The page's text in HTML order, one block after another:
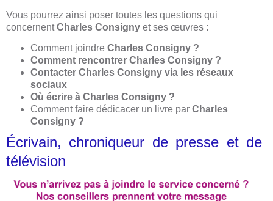
Vous pourrez ainsi poser toutes les questions qui
concernentCharles Consigny et ses œuvres :
Comment joindre Charles Consigny ?
Comment rencontrer Charles Consigny ?
Contacter Charles Consigny via les réseaux
sociaux
Où écrire à Charles Consigny ?
Comment faire dédicacer un livre par Charles
Consigny ?
Écrivain, chroniqueur de presse et de
télévision